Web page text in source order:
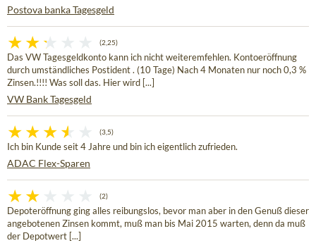
Postova banka Tagesgeld
(2,25)
Das VW Tagesgeldkonto kann ich nicht weiteremfehlen. Kontoeröffnung
durch umständliches Postident . (10 Tage) Nach 4 Monaten nur noch 0,3 %
Zinsen.!!!! Was soll das. Hier wird [...]
VW Bank Tagesgeld
(3,5)
Ich bin Kunde seit 4 Jahre und bin ich eigentlich zufrieden.
ADAC Flex-Sparen
(2)
Depoteröffnung ging alles reibungslos, bevor man aber in den Genuß dieser
angebotenen Zinsen kommt, muß man bis Mai 2015 warten, denn da muß
der Depotwert [...]